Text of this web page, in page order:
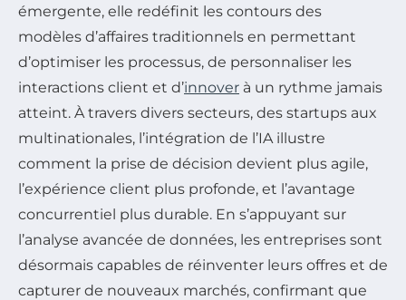
émergente, elle redéfinit les contours des
modèles d’affaires traditionnels en permettant
d’optimiser les processus, de personnaliser les
interactions client et d’innover à un rythme jamais
atteint. À travers divers secteurs, des startups aux
multinationales, l’intégration de l’IA illustre
comment la prise de décision devient plus agile,
l’expérience client plus profonde, et l’avantage
concurrentiel plus durable. En s’appuyant sur
l’analyse avancée de données, les entreprises sont
désormais capables de réinventer leurs offres et de
capturer de nouveaux marchés, confirmant que